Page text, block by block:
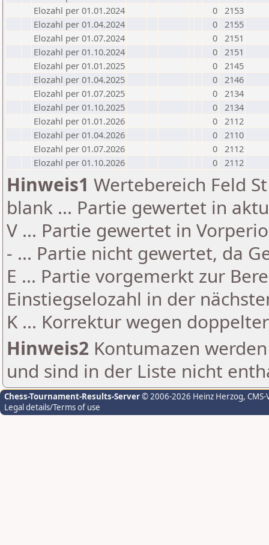
Elozahl per 01.01.2024
0 2153
Elozahl per 01.04.2024
0 2155
Elozahl per 01.07.2024
0 2151
Elozahl per 01.10.2024
0 2151
Elozahl per 01.01.2025
0 2145
Elozahl per 01.04.2025
0 2146
Elozahl per 01.07.2025
0 2134
Elozahl per 01.10.2025
0 2134
Elozahl per 01.01.2026
0 2112
Elozahl per 01.04.2026
0 2110
Elozahl per 01.07.2026
0 2112
Elozahl per 01.10.2026
0 2112
Hinweis1 Wertebereich Feld
blank ... Partie gewertet in
V ... Partie gewertet in
- ... Partie nicht gewertet, da
E ... Partie vorgemerkt zur
Einstiegselozahl in der
K ... Korrektur wegen
Hinweis2 Kontumazen
und sind in der Liste nicht
Chess-Tournament-Results-Server© 2006-2026 Heinz Herzog,
Legal details/Terms of use